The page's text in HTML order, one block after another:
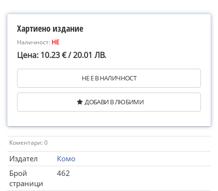
Хартиено издание
Наличност: НЕ
Цена: 10.23 € / 20.01 ЛВ.
НЕ Е В НАЛИЧНОСТ
ДОБАВИ В ЛЮБИМИ
Коментари: 0
Издател
Комо
Брой
страници
462